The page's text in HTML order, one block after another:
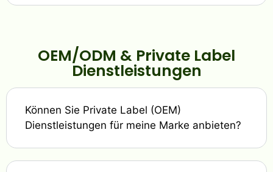
OEM/ODM & Private Label
Dienstleistungen
Können Sie Private Label (OEM)
Dienstleistungen für meine Marke anbieten?